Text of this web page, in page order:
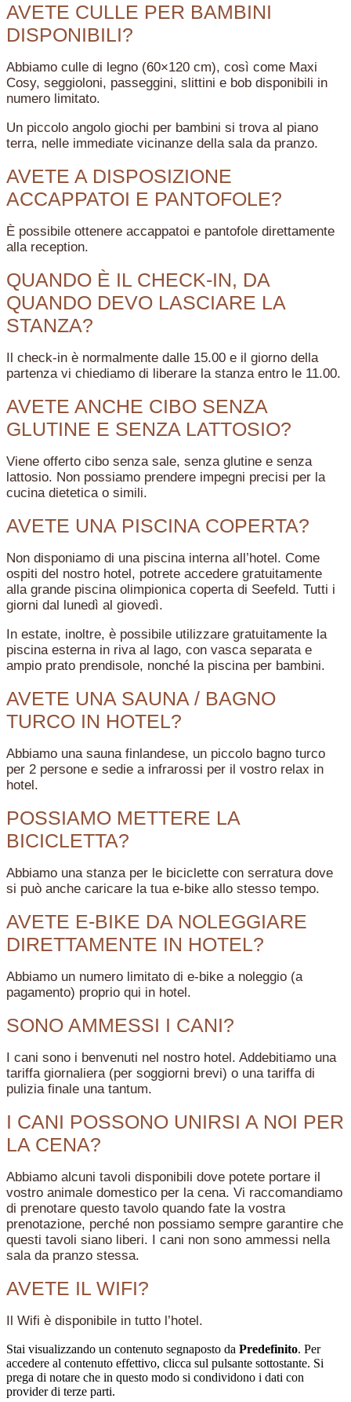
AVETE CULLE PER BAMBINI
DISPONIBILI?
Abbiamo culle di legno (60×120 cm), così come Maxi
Cosy, seggioloni, passeggini, slittini e bob disponibili in
numero limitato.
Un piccolo angolo giochi per bambini si trova al piano
terra, nelle immediate vicinanze della sala da pranzo.
AVETE A DISPOSIZIONE
ACCAPPATOI E PANTOFOLE?
È possibile ottenere accappatoi e pantofole direttamente
alla reception.
QUANDO È IL CHECK-IN, DA
QUANDO DEVO LASCIARE LA
STANZA?
Il check-in è normalmente dalle 15.00 e il giorno della
partenza vi chiediamo di liberare la stanza entro le 11.00.
AVETE ANCHE CIBO SENZA
GLUTINE E SENZA LATTOSIO?
Viene offerto cibo senza sale, senza glutine e senza
lattosio. Non possiamo prendere impegni precisi per la
cucina dietetica o simili.
AVETE UNA PISCINA COPERTA?
Non disponiamo di una piscina interna all’hotel. Come
ospiti del nostro hotel, potrete accedere gratuitamente
alla grande piscina olimpionica coperta di Seefeld. Tutti i
giorni dal lunedì al giovedì.
In estate, inoltre, è possibile utilizzare gratuitamente la
piscina esterna in riva al lago, con vasca separata e
ampio prato prendisole, nonché la piscina per bambini.
AVETE UNA SAUNA / BAGNO
TURCO IN HOTEL?
Abbiamo una sauna finlandese, un piccolo bagno turco
per 2 persone e sedie a infrarossi per il vostro relax in
hotel.
POSSIAMO METTERE LA
BICICLETTA?
Abbiamo una stanza per le biciclette con serratura dove
si può anche caricare la tua e-bike allo stesso tempo.
AVETE E-BIKE DA NOLEGGIARE
DIRETTAMENTE IN HOTEL?
Abbiamo un numero limitato di e-bike a noleggio (a
pagamento) proprio qui in hotel.
SONO AMMESSI I CANI?
I cani sono i benvenuti nel nostro hotel. Addebitiamo una
tariffa giornaliera (per soggiorni brevi) o una tariffa di
pulizia finale una tantum.
I CANI POSSONO UNIRSI A NOI PER
LA CENA?
Abbiamo alcuni tavoli disponibili dove potete portare il
vostro animale domestico per la cena. Vi raccomandiamo
di prenotare questo tavolo quando fate la vostra
prenotazione, perché non possiamo sempre garantire che
questi tavoli siano liberi. I cani non sono ammessi nella
sala da pranzo stessa.
AVETE IL WIFI?
Il Wifi è disponibile in tutto l’hotel.
Stai visualizzando un contenuto segnaposto da Predefinito. Per
accedere al contenuto effettivo, clicca sul pulsante sottostante. Si
prega di notare che in questo modo si condividono i dati con
provider di terze parti.